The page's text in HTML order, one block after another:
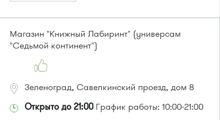
ПОСМОТРЕТЬ НА КАРТЕ
Магазин "Книжный Лабиринт" (универсам
"Седьмой континент")
Зеленоград, Савелкинский проезд, дом 8
Открыто до 21:00График работы: 10:00-21:00